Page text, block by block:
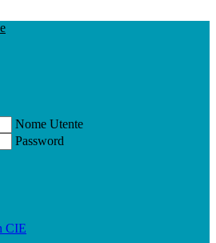
Nome Utente
Password
CIE